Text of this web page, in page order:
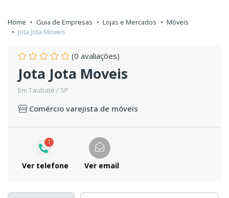
Home Guia de Empresas Lojas e Mercados
Móveis
Jota Jota Moveis
(0 avaliações)
Jota Jota Moveis
Em Taubaté / SP
Comércio varejista de móveis
1
Ver telefone Ver email